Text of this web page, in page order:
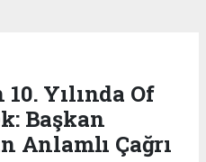
Yılında Of
Başkan
Anlamlı Çağrı